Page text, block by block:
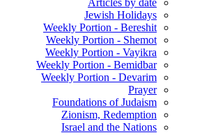
Articles by date
Jewish Holidays
Weekly Portion - Bereshit
Weekly Portion - Shemot
Weekly Portion - Vayikra
Weekly Portion - Bemidbar
Weekly Portion - Devarim
Prayer
Foundations of Judaism
Zionism, Redemption
Israel and the Nations